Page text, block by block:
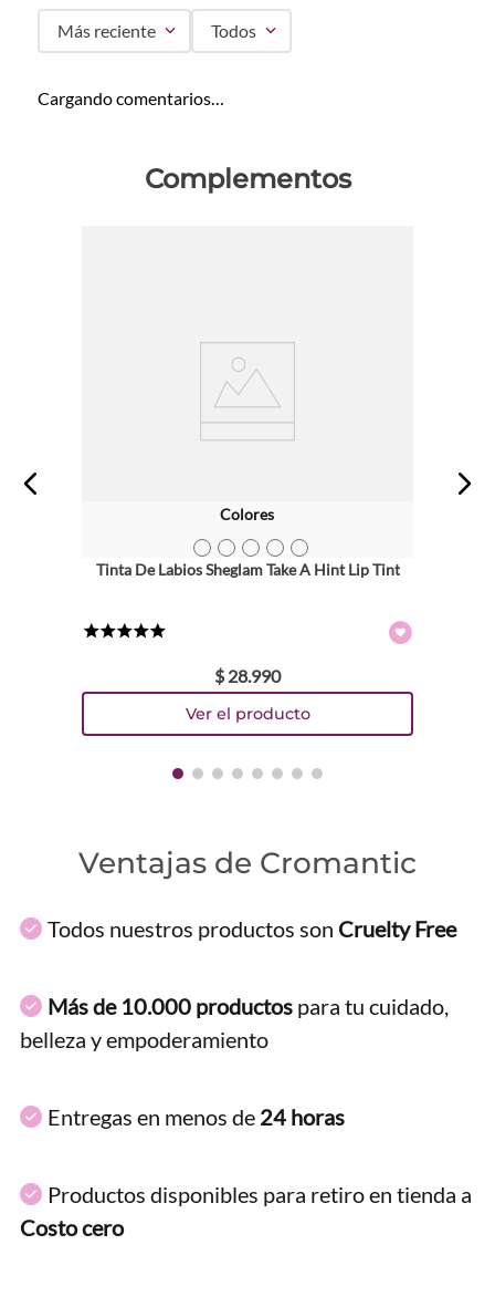
Más reciente Todos
Cargando comentarios…
Complementos
Colores
Tinta De Labios Sheglam Take A Hint Lip Tint
$ 28.990
Ventajas de Cromantic
Todos nuestros productos son Cruelty Free
Más de 10.000 productos para tu cuidado,
belleza y empoderamiento
Entregas en menos de 24 horas
Productos disponibles para retiro en tienda a
Costo cero